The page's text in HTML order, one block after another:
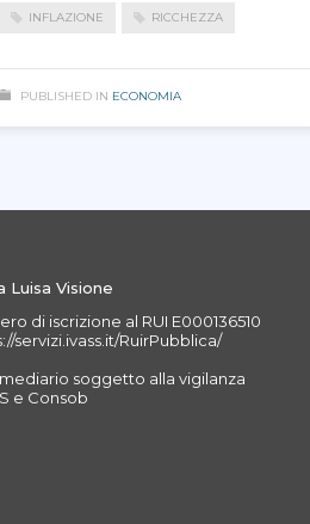
INFLAZIONE RICCHEZZA
PUBLISHED IN ECONOMIA
Luisa Visione
di iscrizione al RUI E000136510
servizi.ivass.it/RuirPubblica/
soggetto alla vigilanza
e Consob